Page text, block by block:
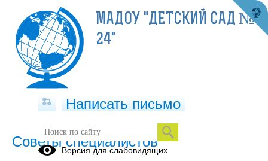
Советы специалистов
МАДОУ "ДЕТСКИЙ САД №
24"
Написать письмо
Версия для слабовидящих